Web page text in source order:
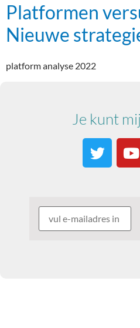
Platformen
Nieuwe
platform analyse 2022
Je kunt